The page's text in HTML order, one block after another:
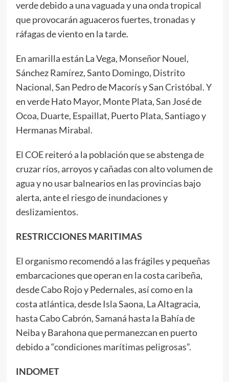
verde debido a una vaguada y una onda tropical
que provocarán aguaceros fuertes, tronadas y
ráfagas de viento en la tarde.
En amarilla están La Vega, Monseñor Nouel,
Sánchez Ramírez, Santo Domingo, Distrito
Nacional, San Pedro de Macorís y San Cristóbal. Y
en verde Hato Mayor, Monte Plata, San José de
Ocoa, Duarte, Espaillat, Puerto Plata, Santiago y
Hermanas Mirabal.
El COE reiteró a la población que se abstenga de
cruzar ríos, arroyos y cañadas con alto volumen de
agua y no usar balnearios en las provincias bajo
alerta, ante el riesgo de inundaciones y
deslizamientos.
RESTRICCIONES MARITIMAS
El organismo recomendó a las frágiles y pequeñas
embarcaciones que operan en la costa caribeña,
desde Cabo Rojo y Pedernales, así como en la
costa atlántica, desde Isla Saona, La Altagracia,
hasta Cabo Cabrón, Samaná hasta la Bahía de
Neiba y Barahona que permanezcan en puerto
debido a “condiciones marítimas peligrosas”.
INDOMET